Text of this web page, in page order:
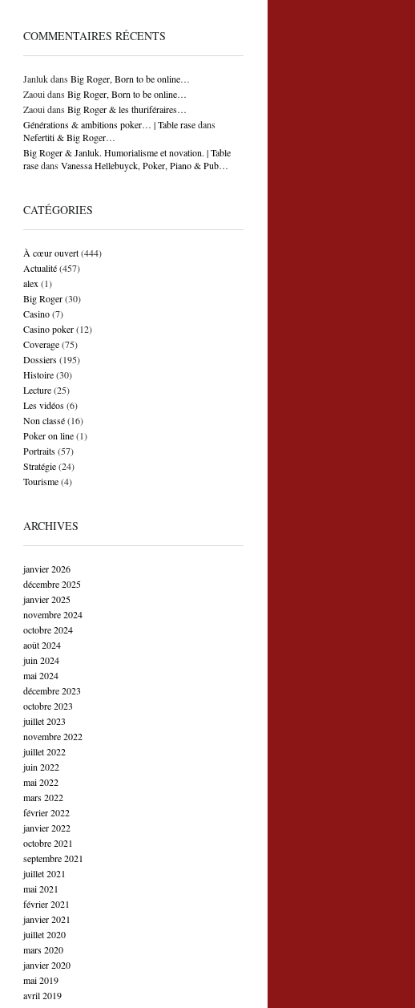
COMMENTAIRES RÉCENTS
Janlukdans Big Roger, Born to be online…
Zaouidans Big Roger, Born to be online…
Zaouidans Big Roger & les thuriféraires…
Générations & ambitions poker… | Table rasedans
Nefertiti & Big Roger…
Big Roger & Janluk. Humorialisme et novation. | Table
rasedans Vanessa Hellebuyck, Poker, Piano & Pub…
CATÉGORIES
À cœur ouvert(444)
Actualité(457)
alex (1)
Big Roger(30)
Casino(7)
Casino poker(12)
Coverage(75)
Dossiers(195)
Histoire(30)
Lecture(25)
Les vidéos(6)
Non classé(16)
Poker on line(1)
Portraits(57)
Stratégie(24)
Tourisme(4)
ARCHIVES
janvier 2026
décembre 2025
janvier 2025
novembre 2024
octobre 2024
août 2024
juin 2024
mai 2024
décembre 2023
octobre 2023
juillet 2023
novembre 2022
juillet 2022
juin 2022
mai 2022
mars 2022
février 2022
janvier 2022
octobre 2021
septembre 2021
juillet 2021
mai 2021
février 2021
janvier 2021
juillet 2020
mars 2020
janvier 2020
mai 2019
avril 2019